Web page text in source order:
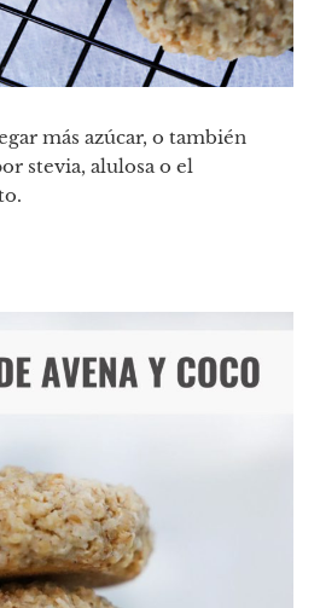
más azúcar, o también
stevia, alulosa o el